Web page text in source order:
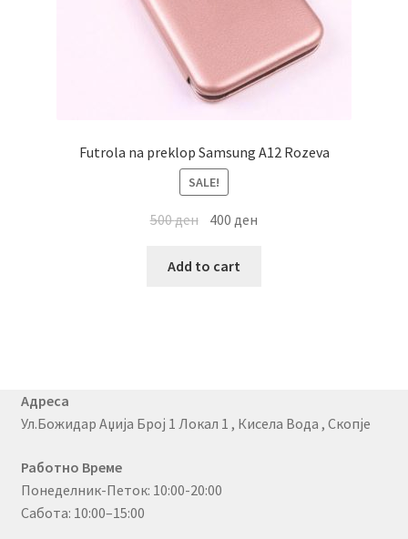
Futrola na preklop Samsung A12 Rozeva
SALE!
500ден 400 ден
Add to cart
Адреса
Ул.Божидар Аџија Број 1 Локал 1 , Кисела Вода , Скопје
Работно Време
Понеделник-Петок: 10:00-20:00
Сабота: 10:00–15:00